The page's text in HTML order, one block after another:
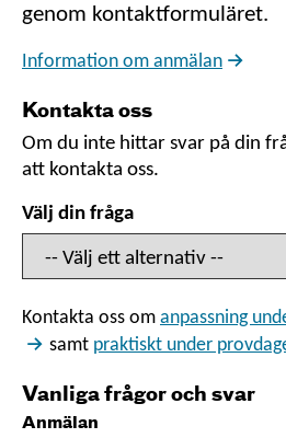
genom kontaktformuläret.
Information om anmälan
Kontakta oss
Om du inte hittar svar på din
att kontakta oss.
Välj din fråga
Kontakta oss om anpassning
samt praktiskt under
Vanliga frågor och svar
Anmälan